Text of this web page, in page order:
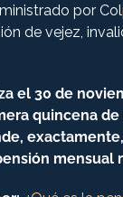
por
de vejez,
el 30 de
quincena
mensual